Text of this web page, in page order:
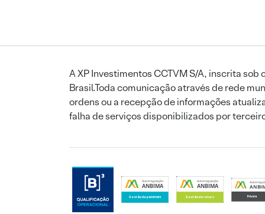
A XP Investimentos CCTVM S/A, inscrita
Brasil.Toda comunicação através de rede
ordens ou a recepção de informações
falha de serviços disponibilizados por